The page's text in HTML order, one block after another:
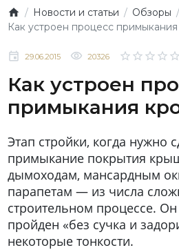
Новости и статьи
Обзоры
Как устроен процесс
29.06.2015 20326
Как устроен
примыкания
Этап стройки, когда нужно
примыкание покрытия
дымоходам, мансардным
парапетам —из числа
строительном процессе.
пройден «без сучка и
некоторые тонкости.